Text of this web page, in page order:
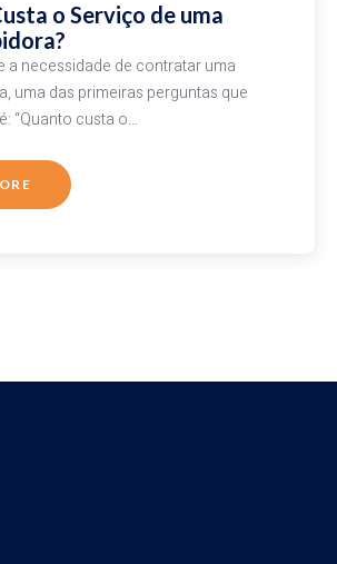
o Serviço de uma
a necessidade de contratar uma
uma das primeiras perguntas que
“Quanto custa o…